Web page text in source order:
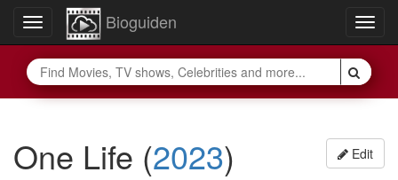
Toggle
navigation
Bioguiden
Edit
One Life (2023)